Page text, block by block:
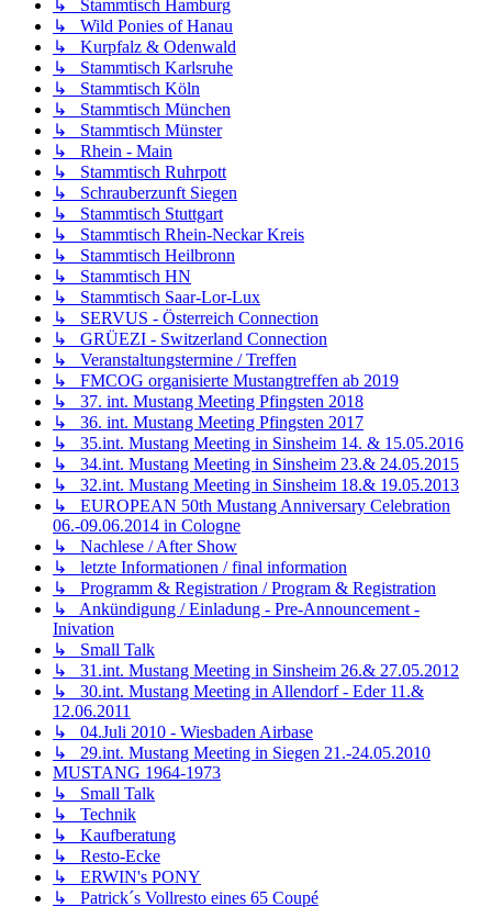
↳ Stammtisch Hamburg
↳ Wild Ponies of Hanau
↳ Kurpfalz & Odenwald
↳ Stammtisch Karlsruhe
↳ Stammtisch Köln
↳ Stammtisch München
↳ Stammtisch Münster
↳ Rhein - Main
↳ Stammtisch Ruhrpott
↳ Schrauberzunft Siegen
↳ Stammtisch Stuttgart
↳ Stammtisch Rhein-Neckar Kreis
↳ Stammtisch Heilbronn
↳ Stammtisch HN
↳ Stammtisch Saar-Lor-Lux
↳ SERVUS - Österreich Connection
↳ GRÜEZI - Switzerland Connection
↳ Veranstaltungstermine / Treffen
↳ FMCOG organisierte Mustangtreffen ab 2019
↳ 37. int. Mustang Meeting Pfingsten 2018
↳ 36. int. Mustang Meeting Pfingsten 2017
↳ 35.int. Mustang Meeting in Sinsheim 14. & 15.05.2016
↳ 34.int. Mustang Meeting in Sinsheim 23.& 24.05.2015
↳ 32.int. Mustang Meeting in Sinsheim 18.& 19.05.2013
↳ EUROPEAN 50th Mustang Anniversary Celebration
06.-09.06.2014 in Cologne
↳ Nachlese / After Show
↳ letzte Informationen / final information
↳ Programm & Registration / Program & Registration
↳ Ankündigung / Einladung - Pre-Announcement -
Inivation
↳ Small Talk
↳ 31.int. Mustang Meeting in Sinsheim 26.& 27.05.2012
↳ 30.int. Mustang Meeting in Allendorf - Eder 11.&
12.06.2011
↳ 04.Juli 2010 - Wiesbaden Airbase
↳ 29.int. Mustang Meeting in Siegen 21.-24.05.2010
MUSTANG 1964-1973
↳ Small Talk
↳ Technik
↳ Kaufberatung
↳ Resto-Ecke
↳ ERWIN's PONY
↳ Patrick´s Vollresto eines 65 Coupé